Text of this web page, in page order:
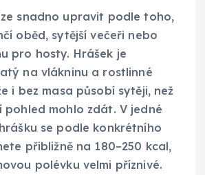
snadno upravit podle toho,
oběd, sytější večeři nebo
pro hosty. Hrášek je
na vlákninu a rostlinné
i bez masa působí sytěji, než
pohled mohlo zdát. V jedné
se podle konkrétního
přibližně na 180–250 kcal,
polévku velmi příznivé.